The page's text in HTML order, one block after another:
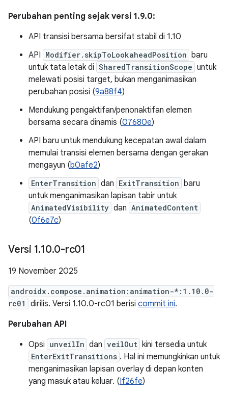
Perubahan penting sejak versi 1.9.0:
API transisi bersama bersifat stabil di 1.10
API Modifier.skipToLookaheadPosition baru
untuk tata letak di SharedTransitionScope untuk
melewati posisi target, bukan menganimasikan
perubahan posisi (9a88f4)
Mendukung pengaktifan/penonaktifan elemen
bersama secara dinamis (07680e)
API baru untuk mendukung kecepatan awal dalam
memulai transisi elemen bersama dengan gerakan
mengayun (b0afe2)
EnterTransition dan ExitTransition baru
untuk menganimasikan lapisan tabir untuk
AnimatedVisibility dan AnimatedContent
(0f6e7c)
Versi 1.10.0-rc01
19 November 2025
androidx.compose.animation:animation-*:1.10.0-
rc01
dirilis. Versi 1.10.0-rc01 berisi commit ini.
Perubahan API
Opsi unveilIn dan veilOut kini tersedia untuk
EnterExitTransitions . Hal ini memungkinkan untuk
menganimasikan lapisan overlay di depan konten
yang masuk atau keluar. (If26fe)